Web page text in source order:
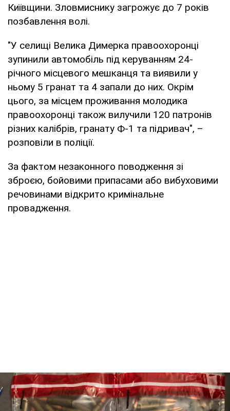
Київщини. Зловмиснику загрожує до 7 років
позбавлення волі.
"У селищі Велика Димерка правоохоронці
зупинили автомобіль під керуванням 24-
річного місцевого мешканця та виявили у
ньому 5 гранат та 4 запали до них. Окрім
цього, за місцем проживання молодика
правоохоронці також вилучили 120 патронів
різних калібрів, гранату Ф-1 та підривач", –
розповіли в поліції.
За фактом незаконного поводження зі
зброєю, бойовими припасами або вибуховими
речовинами відкрито кримінальне
провадження.